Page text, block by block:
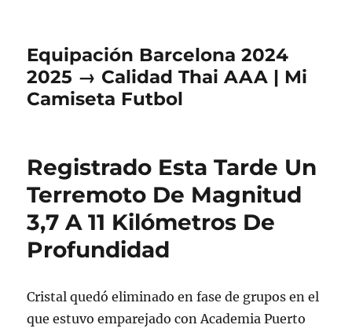
Equipación Barcelona 2024
2025 → Calidad Thai AAA | Mi
Camiseta Futbol
Registrado Esta Tarde Un
Terremoto De Magnitud
3,7 A 11 Kilómetros De
Profundidad
Cristal quedó eliminado en fase de grupos en el
que estuvo emparejado con Academia Puerto